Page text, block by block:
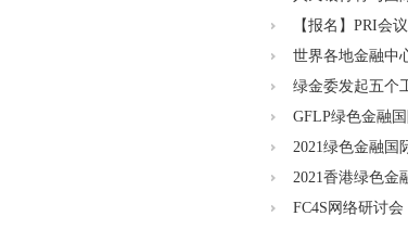
【报名】PRI会
世界各地金融中
绿金委发起五个
GFLP绿色金融
2021绿色金融国
2021香港绿色金
​FC4S网络研讨